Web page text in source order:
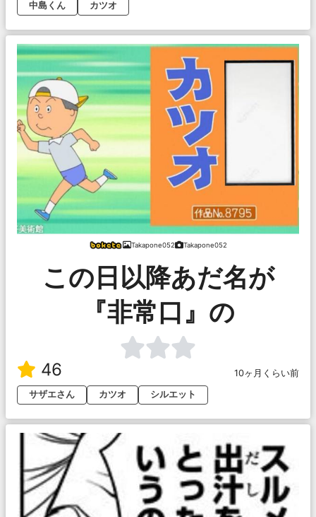
中島くん
カツオ
Takapone052 Takapone052
この日以降あだ名が
『非常口』の
46
10ヶ月くらい前
サザエさん
カツオ シルエット